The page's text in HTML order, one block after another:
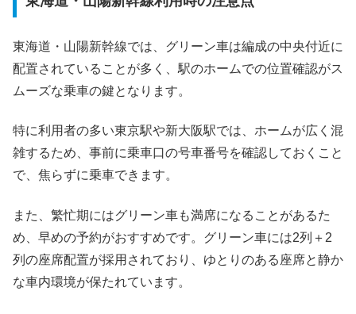
東海道・山陽新幹線では、グリーン車は編成の中央付近に
配置されていることが多く、駅のホームでの位置確認がス
ムーズな乗車の鍵となります。
特に利用者の多い東京駅や新大阪駅では、ホームが広く混
雑するため、事前に乗車口の号車番号を確認しておくこと
で、焦らずに乗車できます。
また、繁忙期にはグリーン車も満席になることがあるた
め、早めの予約がおすすめです。グリーン車には2列＋2
列の座席配置が採用されており、ゆとりのある座席と静か
な車内環境が保たれています。